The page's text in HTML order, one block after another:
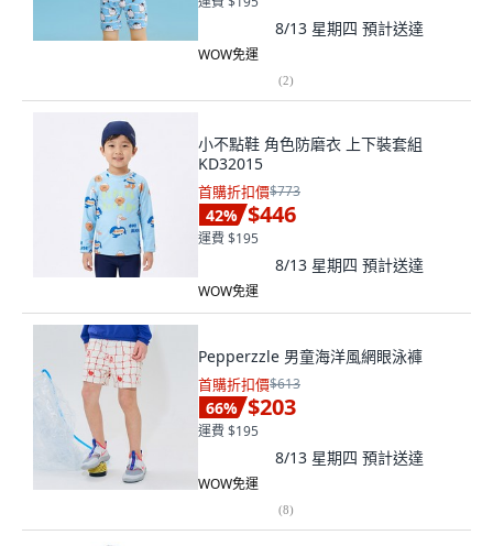
8/13 星期四 預計送達
WOW免運
(2)
小不點鞋 角色防磨衣 上下裝套組
KD32015
首購折扣價$773
42% $446
運費 $195
8/13 星期四 預計送達
WOW免運
Pepperzzle 男童海洋風網眼泳褲
首購折扣價$613
66% $203
運費 $195
8/13 星期四 預計送達
WOW免運
(8)